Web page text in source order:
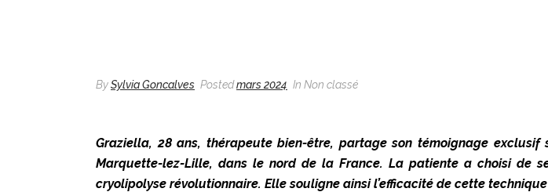
BySylvia Goncalves Postedmars 2024 In Non classé
Graziella, 28 ans, thérapeute bien-être, partage son témoignage
Marquette-lez-Lille, dans le nord de la France. La patiente a choisi de
cryolipolyse révolutionnaire. Elle souligne ainsi l’efficacité de cette